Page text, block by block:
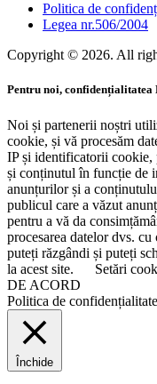
Politica de
Legea nr.506/2004
Copyright © 2026. All
Pentru noi, confidențialitatea
Noi și partenerii noștri
cookie, și vă procesăm
IP și identificatorii cookie,
și conținutul în funcție de
anunțurilor și a
publicul care a văzut
pentru a vă da
procesarea datelor dvs.
puteți răzgândi și puteți
la acest site.
Setări
DE ACORD
Politica de
Închide